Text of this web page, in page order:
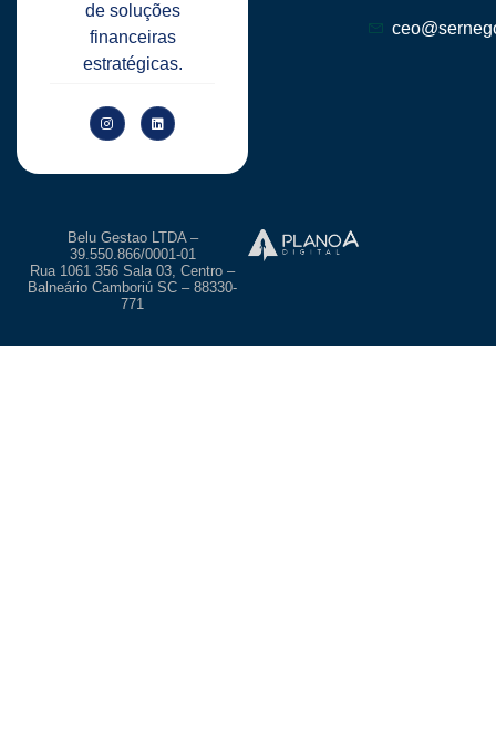
de soluções
financeiras
estratégicas.
Belu Gestao LTDA –
39.550.866/0001-01
Rua 1061 356 Sala 03, Centro –
Balneário Camboriú SC – 88330-
771